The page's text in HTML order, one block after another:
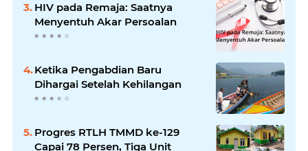
HIV pada Remaja: Saatnya
Menyentuh Akar Persoalan
Ketika Pengabdian Baru
Dihargai Setelah Kehilangan
Progres RTLH TMMD ke-129
Capai 78 Persen, Tiga Unit